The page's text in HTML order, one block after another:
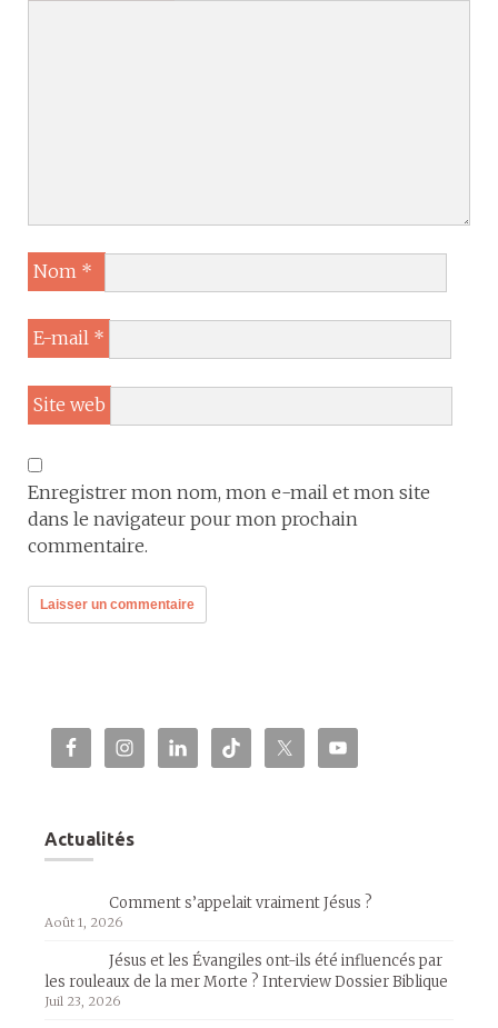
Nom *
E-mail *
Site web
Enregistrer mon nom, mon e-mail et mon site
dans le navigateur pour mon prochain
commentaire.
Actualités
Comment s’appelait vraiment Jésus ?
Août 1, 2026
Jésus et les Évangiles ont-ils été influencés par
les rouleaux de la mer Morte ? Interview Dossier Biblique
Juil 23, 2026